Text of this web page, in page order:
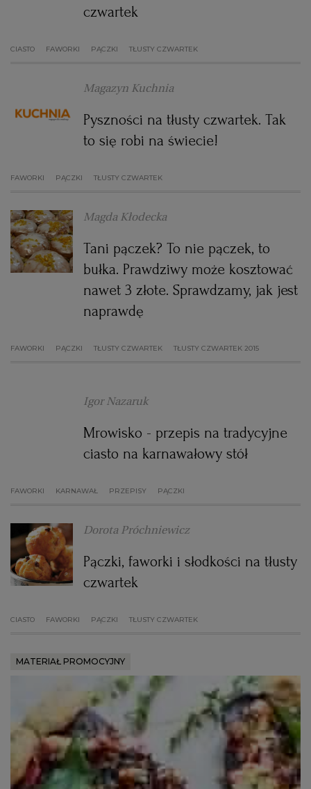
WROCŁAW
czwartek
CIASTO FAWORKI PĄCZKI TŁUSTY CZWARTEK
Magazyn Kuchnia
Pyszności na tłusty czwartek. Tak
to się robi na świecie!
FAWORKI PĄCZKI TŁUSTY CZWARTEK
Magda Kłodecka
Tani pączek? To nie pączek, to
bułka. Prawdziwy może kosztować
nawet 3 złote. Sprawdzamy, jak jest
naprawdę
FAWORKI PĄCZKI TŁUSTY CZWARTEK TŁUSTY CZWARTEK 2015
Igor Nazaruk
Mrowisko - przepis na tradycyjne
ciasto na karnawałowy stół
FAWORKI KARNAWAŁ PRZEPISY PĄCZKI
Dorota Próchniewicz
Pączki, faworki i słodkości na tłusty
czwartek
CIASTO FAWORKI PĄCZKI TŁUSTY CZWARTEK
MATERIAŁ PROMOCYJNY